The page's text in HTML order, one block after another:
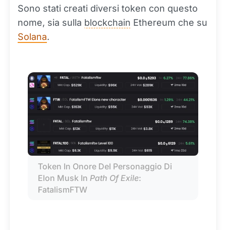
Sono stati creati diversi token con questo
nome, sia sulla blockchain Ethereum che su
Solana.
Token In Onore Del Personaggio Di
Elon Musk In Path Of Exile:
FatalismFTW